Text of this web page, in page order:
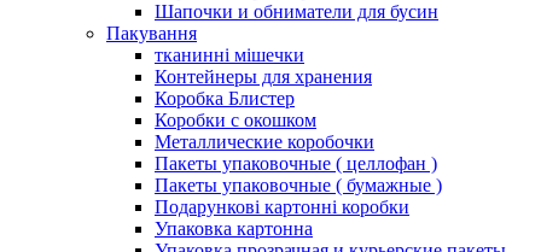
Шапочки и обниматели для бусин
Пакування
тканинні мішечки
Контейнеры для хранения
Коробка Блистер
Коробки с окошком
Металлические коробочки
Пакеты упаковочные ( целлофан )
Пакеты упаковочные ( бумажные )
Подарункові картонні коробки
Упаковка картонна